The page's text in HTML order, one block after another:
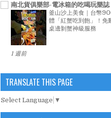
南北貨俱樂部-電冰箱的吃喝玩樂誌
釜山沙上美食｜台幣
體「紅蟹吃到飽」！免
桌邊剝蟹神級服務
1 週前
TRANSLATE THIS PAGE
Select Language ▼